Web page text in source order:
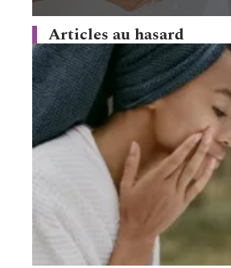
Articles au hasard